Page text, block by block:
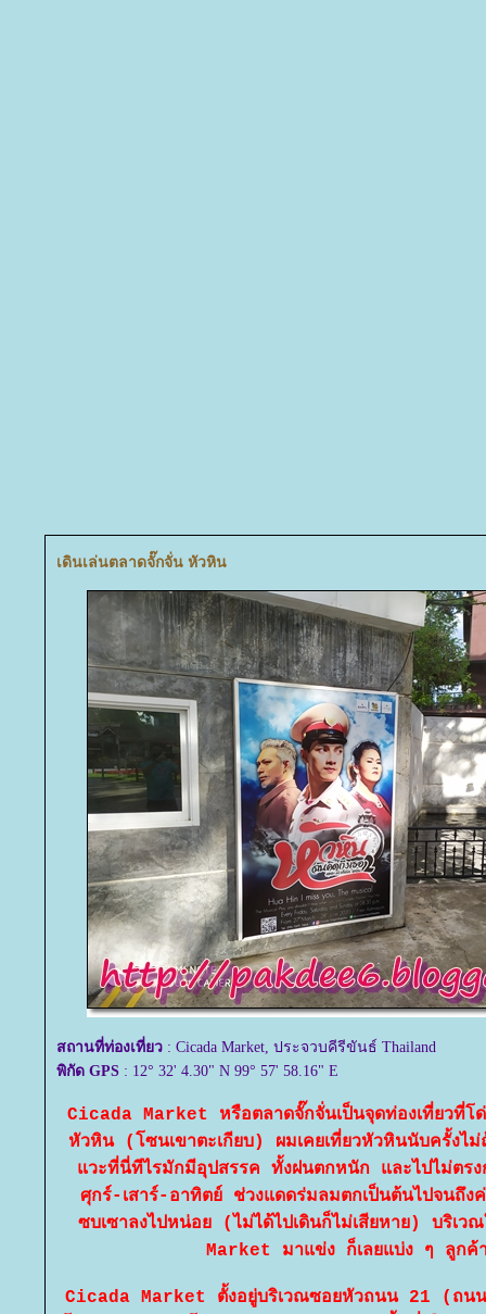
เดินเล่นตลาดจั๊กจั่น หัวหิน
สถานที่ท่องเที่ยว : Cicada Market, ประจวบคีรีขันธ์ Thailand
พิกัด GPS : 12° 32' 4.30" N 99° 57' 58.16" E
Cicada Market หรือตลาดจั๊กจั่นเป็นจุดท่องเที่ยวที่โด่
หัวหิน (โซนเขาตะเกียบ) ผมเคยเที่ยวหัวหินนับครั้งไ
วะที่นี่ทีไรมักมีอุปสรรค ทั้งฝนตกหนัก และไปไม่ตรง
ศุกร์-เสาร์-อาทิตย์ ช่วงแดดร่มลมตกเป็นต้นไปจนถึง
ซบเซาลงไปหน่อย (ไม่ได้ไปเดินก็ไม่เสียหาย) บริเว
Market มาแข่ง ก็เลยแบ่ง ๆ ลูกค้
Cicada Market ตั้งอยู่บริเวณซอยหัวถนน 21 (ถน